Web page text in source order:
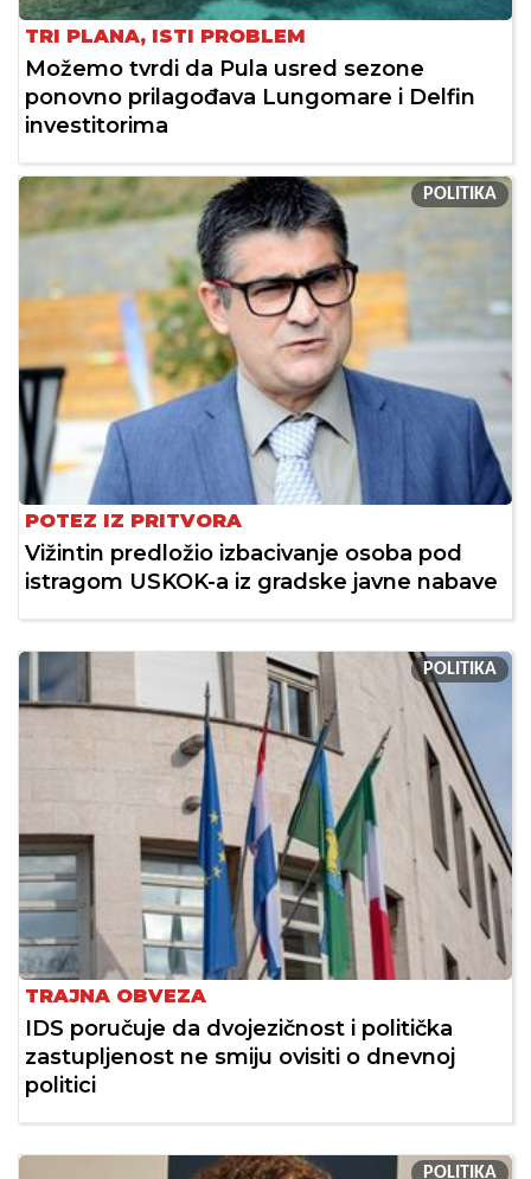
TRI PLANA, ISTI PROBLEM
Možemo tvrdi da Pula usred sezone
ponovno prilagođava Lungomare i Delfin
investitorima
POLITIKA
POTEZ IZ PRITVORA
Vižintin predložio izbacivanje osoba pod
istragom USKOK-a iz gradske javne nabave
POLITIKA
TRAJNA OBVEZA
IDS poručuje da dvojezičnost i politička
zastupljenost ne smiju ovisiti o dnevnoj
politici
POLITIKA